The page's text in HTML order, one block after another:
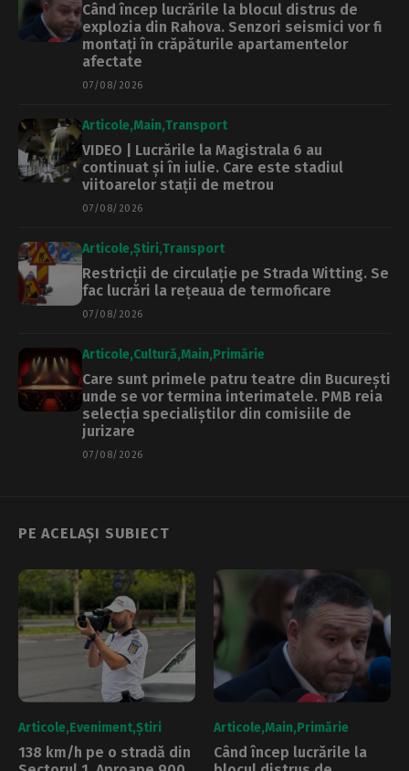
Când încep lucrările la blocul distrus de
explozia din Rahova. Senzori seismici vor fi
montați în crăpăturile apartamentelor
afectate
07/08/2026
Articole Main Transport
VIDEO | Lucrările la Magistrala 6 au
continuat și în iulie. Care este stadiul
viitoarelor stații de metrou
07/08/2026
Articole Știri Transport
Restricții de circulație pe Strada Witting. Se
fac lucrări la rețeaua de termoficare
07/08/2026
Articole Cultură Main Primărie
Care sunt primele patru teatre din București
unde se vor termina interimatele. PMB reia
selecția specialiștilor din comisiile de
jurizare
07/08/2026
PE ACELAȘI SUBIECT
Articole Eveniment Știri
138 km/h pe o stradă din
Articole Main Primărie
Când încep lucrările la